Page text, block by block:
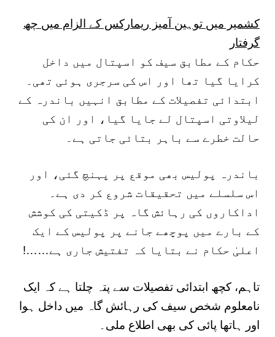
کشمیر میں توہین آمیز ریمارکس کے الزام میں چھ
گرفتار
حکام کے مطابق سیف کو اسپتال میں داخل
کرایا گیا تھا اور اس کی سرجری ہوئی تھی۔
ابتدائی تفصیلات کے مطابق انہیں باندرہ کے
لیلاوتی اسپتال لے جایا گیا، اور ان کی
حالت خطرے سے باہر بتائی جاتی ہے۔
باندرہ پولیس بھی موقع پر پہنچ گئی، اور
اس سلسلے میں تحقیقات شروع کر دی ہے۔
اداکاروں کی رہائش گاہ پر ڈکیتی کی کوشش
کے بارے میں پوچھے جانے پر پولیس کے ایک
اعلیٰ حکام نے بتایا کہ تفتیش جاری ہے……!
تاہم، کچھ ابتدائی تفصیلات سے پتہ چلتا ہے کہ ایک
نامعلوم شخص سیف کی رہائش گاہ میں داخل ہوا
اور ہاتھا پائی کی بھی اطلاع ملی۔